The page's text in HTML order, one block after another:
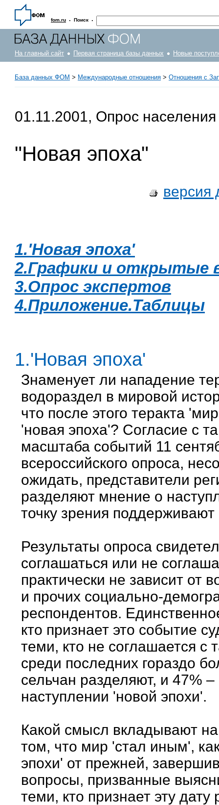
fom.ru · Поиск ·
На главный сайт Первая страница базы данных Новые
База данных ФОМ > Международные отношения > Отношения с
01.11.2001, Опрос населения
"Новая эпоха"
версия
1.'Новая эпоха'
2.Графики и открытые
3.Опрос экспертов
4.Приложение.Таблицы
1.'Новая эпоха'
Знаменует ли нападение
водораздел в мировой
что после этого теракта
'новая эпоха'? Согласие с
масштаба событий 11
всероссийского опроса,
ожидать, представители
разделяют мнение о
точку зрения
Результаты опроса
соглашаться или не
практически не зависит от
и прочих социально-
респондентов.
кто признает это событие
теми, кто не соглашается с
среди последних гораздо
сельчан разделяют, и 47%
наступлении 'новой эпохи'.
Какой смысл вкладывают
том, что мир 'стал иным',
эпохи' от прежней,
вопросы, призванные
теми, кто признает эту